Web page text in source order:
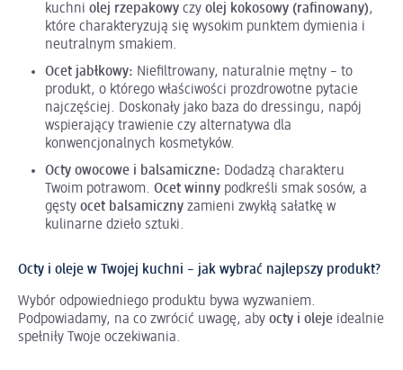
kuchni olej rzepakowy czy olej kokosowy (rafinowany),
które charakteryzują się wysokim punktem dymienia i
neutralnym smakiem.
Ocet jabłkowy: Niefiltrowany, naturalnie mętny – to
produkt, o którego właściwości prozdrowotne pytacie
najczęściej. Doskonały jako baza do dressingu, napój
wspierający trawienie czy alternatywa dla
konwencjonalnych kosmetyków.
Octy owocowe i balsamiczne: Dodadzą charakteru
Twoim potrawom. Ocet winny podkreśli smak sosów, a
gęsty ocet balsamiczny zamieni zwykłą sałatkę w
kulinarne dzieło sztuki.
Octy i oleje w Twojej kuchni – jak wybrać najlepszy produkt?
Wybór odpowiedniego produktu bywa wyzwaniem.
Podpowiadamy, na co zwrócić uwagę, aby octy i oleje idealnie
spełniły Twoje oczekiwania.